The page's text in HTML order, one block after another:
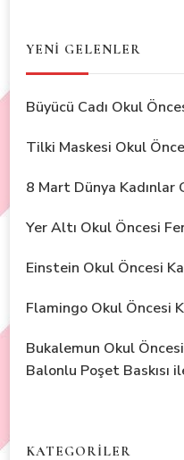
YENİ GELENLER
Büyücü Cadı Okul
Tilki Maskesi Okul
8 Mart Dünya Kadınlar
Yer Altı Okul Öncesi
Einstein Okul Öncesi
Flamingo Okul Öncesi
Bukalemun Okul
Balonlu Poşet Baskısı
KATEGORİLER